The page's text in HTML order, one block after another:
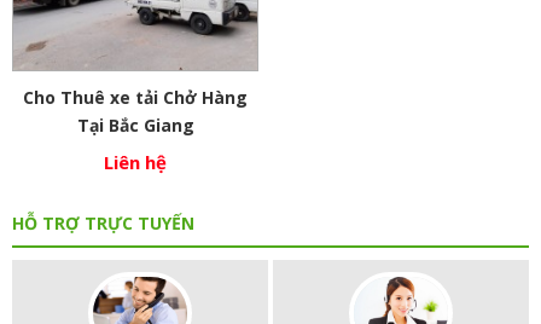
Cho Thuê xe tải Chở Hàng
Tại Bắc Giang
Liên hệ
HỖ TRỢ TRỰC TUYẾN